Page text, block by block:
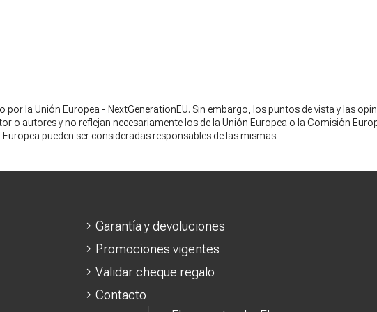
por la Unión Europea - NextGenerationEU. Sin embargo, los puntos de vista y las
o autores y no reflejan necesariamente los de la Unión Europea o la Comisión
pueden ser consideradas responsables de las mismas.
Garantía y devoluciones
Promociones vigentes
Validar cheque regalo
Contacto